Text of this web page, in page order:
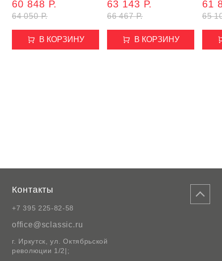
270*290, 50*80)
64 050 Р.
60 848 Р.
В КОРЗИНУ
270*290, 50*70 - 2
шт)
66 467 Р.
63 143 Р.
В КОРЗИНУ
65
61
Контакты
+7 395 225-82-58
office@sclassic.ru
г. Иркутск, ул. Октябрьской
революции 1/2|;